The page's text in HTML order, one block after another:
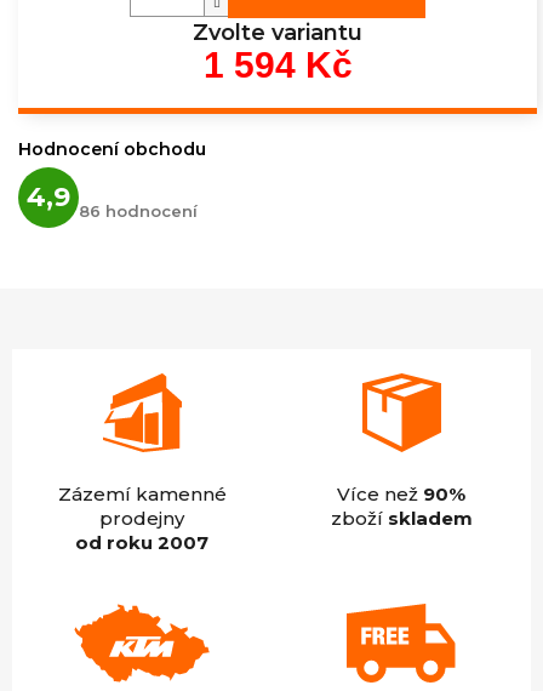
Zvolte variantu
1 594 KčMěrná
Hodnocení obchodu
4,9 hodnocení
obchodu
86 hodnocení
Zázemí kamenné
prodejny
od roku 2007
Více než 90%
zboží skladem